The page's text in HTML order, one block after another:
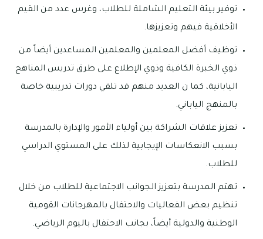
توفير بيئة التعليم الشاملة للطلاب، وغرس عدد من القيم
الأخلاقية فيهم وتعزيزها.
توظيف أفضل المعلمين والمعلمين المساعدين أيضاً من
ذوي الخبرة الكافية وذوي الإطلاع على طرق تدريس المناهج
اليابانية، كما ن العديد منهم قد تلقي دورات تدريبية خاصة
بالمنهج الياباني.
تعزيز علاقات الشراكة بين أولياء الأمور والإدارة بالمدرسة
بسبب الانعكاسات الإيجابية لذلك على المستوي الدراسي
للطلاب.
تهتم المدرسة بتعزيز الجوانب الاجتماعية للطلاب من خلال
تنظيم بعض الفعاليات والاحتفال بالمهرجانات القومية
الوطنية والدولية أيضاً، بجانب الاحتفال باليوم الرياضي.